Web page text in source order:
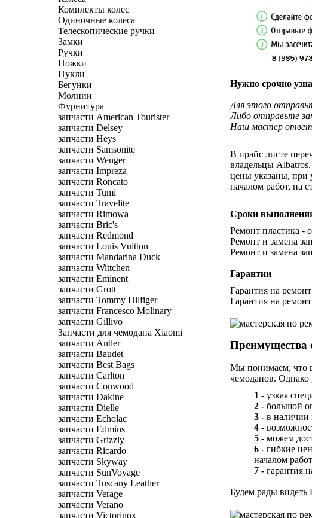
Комплекты колес
Одиночные колеса
Телескопические ручки
Замки
Ручки
Ножки
Пукли
Бегунки
Молнии
Фурнитура
запчасти American Tourister
запчасти Delsey
запчасти Heys
запчасти Samsonite
запчасти Wenger
запчасти Impreza
запчасти Roncato
запчасти Tumi
запчасти Travelite
запчасти Rimowa
запчасти Bric's
запчасти Redmond
запчасти Louis Vuitton
запчасти Mandarina Duck
запчасти Wittchen
запчасти Eminent
запчасти Grott
запчасти Tommy Hilfiger
запчасти Francesco Molinary
запчасти Gillivo
Запчасти для чемодана Xiaomi
запчасти Antler
запчасти Baudet
запчасти Best Bags
запчасти Carlton
запчасти Conwood
запчасти Dakine
запчасти Dielle
запчасти Echolac
запчасти Edmins
запчасти Grizzly
запчасти Ricardo
запчасти Skyway
запчасти SunVoyage
запчасти Tuscany Leather
запчасти Verage
запчасти Verano
запчасти Victorinox
Нужно срочно
Для этого
Либо отправьте
Наш мастер
В прайс листе
владельцы
цены указаны, при
началом работ, на
Сроки
Ремонт пластика -
Ремонт и замена
Ремонт и замена
Гарантии
Гарантия на
Гарантия на
Преимущества
Мы понимаем, что
чемоданов. Однако
1 -узкая
2 - большой
3 -в наличии
4 -
5 -можем
6 -гибкие
началом
7 -гарантия
Будем рады видеть